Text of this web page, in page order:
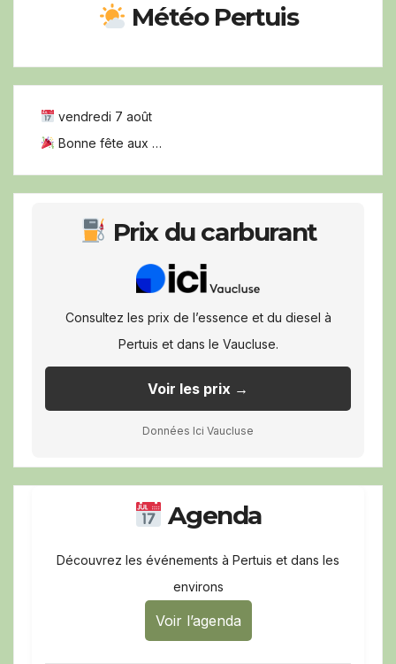
Météo Pertuis
vendredi 7 août
Bonne fête aux …
Prix du carburant
Consultez les prix de l’essence et du diesel à
Pertuis et dans le Vaucluse.
Voir les prix →
Données Ici Vaucluse
Agenda
Découvrez les événements à Pertuis et dans les
environs
Voir l’agenda